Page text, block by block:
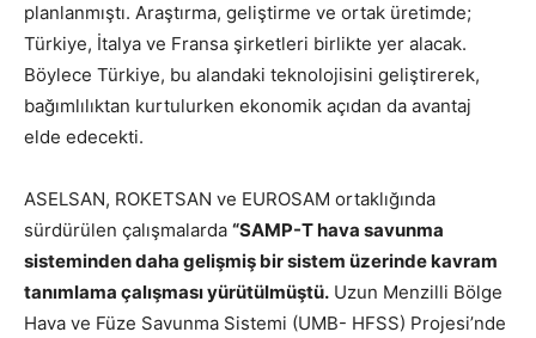
planlanmıştı. Araştırma, geliştirme ve ortak üretimde;
Türkiye, İtalya ve Fransa şirketleri birlikte yer alacak.
Böylece Türkiye, bu alandaki teknolojisini geliştirerek,
bağımlılıktan kurtulurken ekonomik açıdan da avantaj
elde edecekti.
ASELSAN, ROKETSAN ve EUROSAM ortaklığında
sürdürülen çalışmalarda “SAMP-T hava savunma
sisteminden daha gelişmiş bir sistem üzerinde kavram
tanımlama çalışması yürütülmüştü. Uzun Menzilli Bölge
Hava ve Füze Savunma Sistemi (UMB- HFSS) Projesi’nde